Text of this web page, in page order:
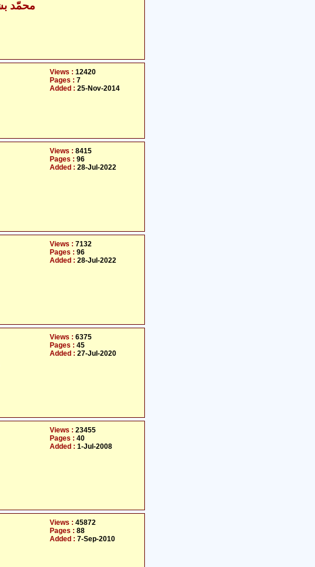
Views : 12420
Pages : 7
Added : 25-Nov-2014
Views : 8415
Pages : 96
Added : 28-Jul-2022
Views : 7132
Pages : 96
Added : 28-Jul-2022
Views : 6375
Pages : 45
Added : 27-Jul-2020
Views : 23455
Pages : 40
Added : 1-Jul-2008
Views : 45872
Pages : 88
Added : 7-Sep-2010